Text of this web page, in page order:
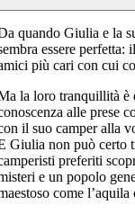
quando Giulia e la
essere
più cari con cui
la loro tranquillità è
alle prese
il suo camper alla
Giulia non può certo
preferiti
e un popolo
come l’aquila